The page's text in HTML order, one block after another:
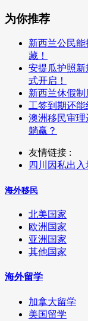
为你推荐
新西兰公民
藏！
安提瓜护照
式开启！
新西兰休假制
工签到期还能
澳洲移民审
躺赢？
友情链接 :
四川因私出
海外移民
北美国家
欧洲国家
亚洲国家
其他国家
海外留学
加拿大留学
美国留学